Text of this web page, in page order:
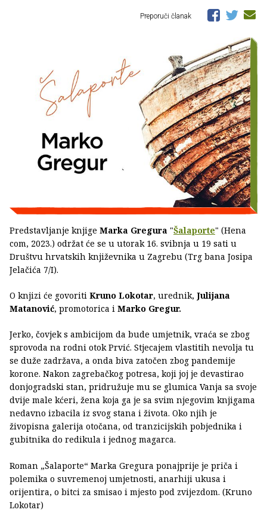
Preporuči članak
Predstavljanje knjige Marka Gregura "Šalaporte" (Hena
com, 2023.) održat će se u utorak 16. svibnja u 19 sati u
Društvu hrvatskih književnika u Zagrebu (Trg bana Josipa
Jelačića 7/I).
O knjizi će govoriti Kruno Lokotar, urednik, Julijana
Matanović, promotorica i Marko Gregur.
Jerko, čovjek s ambicijom da bude umjetnik, vraća se zbog
sprovoda na rodni otok Prvić. Stjecajem vlastitih nevolja tu
se duže zadržava, a onda biva zatočen zbog pandemije
korone. Nakon zagrebačkog potresa, koji joj je devastirao
donjogradski stan, pridružuje mu se glumica Vanja sa svoje
dvije male kćeri, žena koja ga je sa svim njegovim knjigama
nedavno izbacila iz svog stana i života. Oko njih je
živopisna galerija otočana, od tranzicijskih pobjednika i
gubitnika do redikula i jednog magarca.
Roman „Šalaporte“ Marka Gregura ponajprije je priča i
polemika o suvremenoj umjetnosti, anarhiji ukusa i
orijentira, o bitci za smisao i mjesto pod zvijezdom. (Kruno
Lokotar)